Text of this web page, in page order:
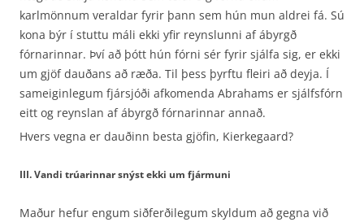
karlmönnum veraldar fyrir þann sem hún mun aldrei fá. Sú
kona býr í stuttu máli ekki yfir reynslunni af ábyrgð
fórnarinnar. Því að þótt hún fórni sér fyrir sjálfa sig, er ekki
um gjöf dauðans að ræða. Til þess þyrftu fleiri að deyja. Í
sameiginlegum fjársjóði afkomenda Abrahams er sjálfsfórn
eitt og reynslan af ábyrgð fórnarinnar annað.
Hvers vegna er dauðinn besta gjöfin, Kierkegaard?
III. Vandi trúarinnar snýst ekki um fjármuni
Maður hefur engum siðferðilegum skyldum að gegna við